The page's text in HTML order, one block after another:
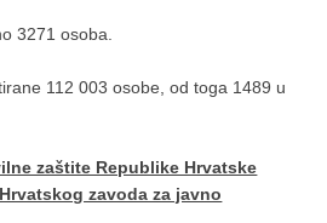
3271 osoba.
112 003 osobe, od toga 1489 u
zaštite Republike Hrvatske
zavoda za javno